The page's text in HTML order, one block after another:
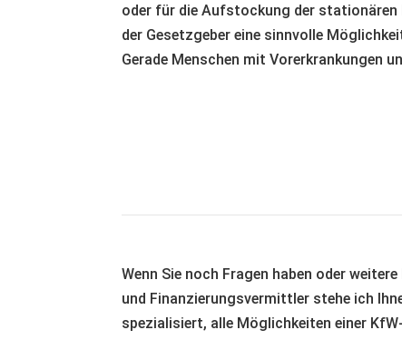
oder für die Aufstockung der stationären
der Gesetzgeber eine sinnvolle
Gerade Menschen mit Vorerkrankungen
Wenn Sie noch Fragen haben oder
und Finanzierungsvermittler stehe ich
spezialisiert, alle Möglichkeiten einer